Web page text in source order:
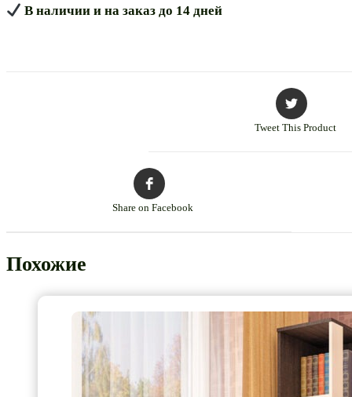
В наличии и на заказ до 14 дней
Tweet This Product
Share on Facebook
Похожие